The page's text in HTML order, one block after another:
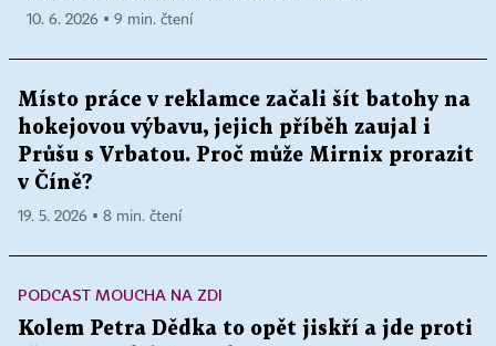
10. 6. 2026 ▪ 9 min. čtení
Místo práce v reklamce začali šít batohy na
hokejovou výbavu, jejich příběh zaujal i
Průšu s Vrbatou. Proč může Mirnix prorazit
v Číně?
19. 5. 2026 ▪ 8 min. čtení
PODCAST MOUCHA NA ZDI
Kolem Petra Dědka to opět jiskří a jde proti